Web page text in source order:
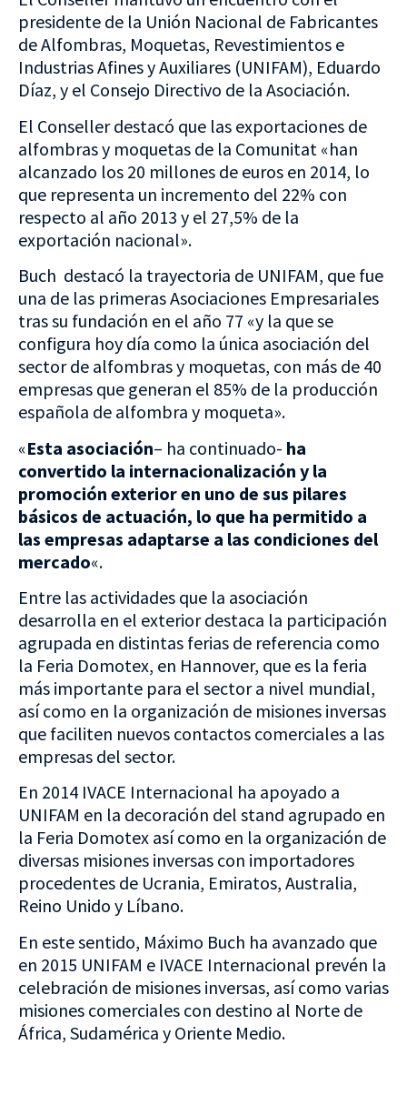
presidente de la Unión Nacional de Fabricantes
de Alfombras, Moquetas, Revestimientos e
Industrias Afines y Auxiliares (UNIFAM), Eduardo
Díaz, y el Consejo Directivo de la Asociación.
El Conseller destacó que las exportaciones de
alfombras y moquetas de la Comunitat «han
alcanzado los 20 millones de euros en 2014, lo
que representa un incremento del 22% con
respecto al año 2013 y el 27,5% de la
exportación nacional».
Buch destacó la trayectoria de UNIFAM, que fue
una de las primeras Asociaciones Empresariales
tras su fundación en el año 77 «y la que se
configura hoy día como la única asociación del
sector de alfombras y moquetas, con más de 40
empresas que generan el 85% de la producción
española de alfombra y moqueta».
«Esta asociación– ha continuado- ha
convertido la internacionalización y la
promoción exterior en uno de sus pilares
básicos de actuación, lo que ha permitido a
las empresas adaptarse a las condiciones del
mercado«.
Entre las actividades que la asociación
desarrolla en el exterior destaca la participación
agrupada en distintas ferias de referencia como
la Feria Domotex, en Hannover, que es la feria
más importante para el sector a nivel mundial,
así como en la organización de misiones inversas
que faciliten nuevos contactos comerciales a las
empresas del sector.
En 2014 IVACE Internacional ha apoyado a
UNIFAM en la decoración del stand agrupado en
la Feria Domotex así como en la organización de
diversas misiones inversas con importadores
procedentes de Ucrania, Emiratos, Australia,
Reino Unido y Líbano.
En este sentido, Máximo Buch ha avanzado que
en 2015 UNIFAM e IVACE Internacional prevén la
celebración de misiones inversas, así como varias
misiones comerciales con destino al Norte de
África, Sudamérica y Oriente Medio.